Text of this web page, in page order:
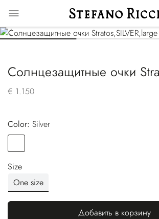
Солнцезащитные очки
€ 1.150
Color:
silver
Size
One size
Добавить в корзину